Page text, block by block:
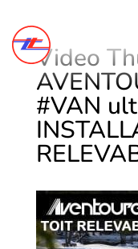
Video
#VAN